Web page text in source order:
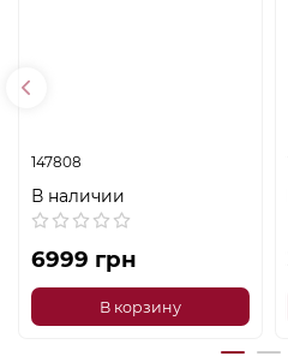
147808
В наличии
6999 грн
В корзину